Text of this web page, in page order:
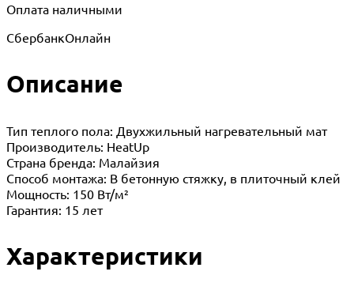
Оплата наличными
СбербанкОнлайн
Описание
Тип теплого пола: Двухжильный нагревательный мат
Производитель: HeatUp
Страна бренда: Малайзия
Способ монтажа: В бетонную стяжку, в плиточный клей
Мощность: 150 Вт/м²
Гарантия: 15 лет
Характеристики